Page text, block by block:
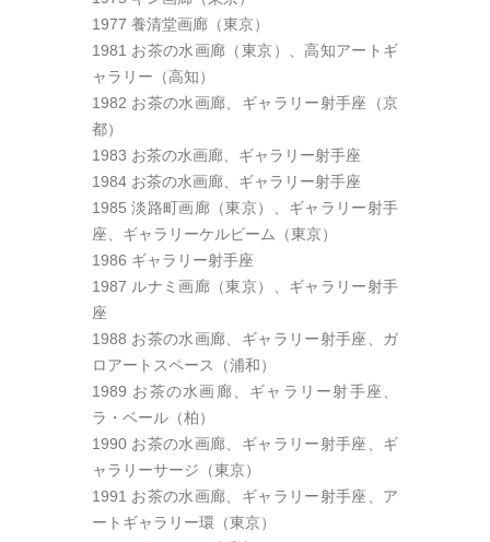
1977 養清堂画廊（東京）
1981 お茶の水画廊（東京）、高知アートギ
ャラリー（高知）
1982 お茶の水画廊、ギャラリー射手座（京
都）
1983 お茶の水画廊、ギャラリー射手座
1984 お茶の水画廊、ギャラリー射手座
1985 淡路町画廊（東京）、ギャラリー射手
座、ギャラリーケルビーム（東京）
1986 ギャラリー射手座
1987 ルナミ画廊（東京）、ギャラリー射手
座
1988 お茶の水画廊、ギャラリー射手座、ガ
ロアートスペース（浦和）
1989 お茶の水画廊、ギャラリー射手座、
ラ・ベール（柏）
1990 お茶の水画廊、ギャラリー射手座、ギ
ャラリーサージ（東京）
1991 お茶の水画廊、ギャラリー射手座、ア
ートギャラリー環（東京）